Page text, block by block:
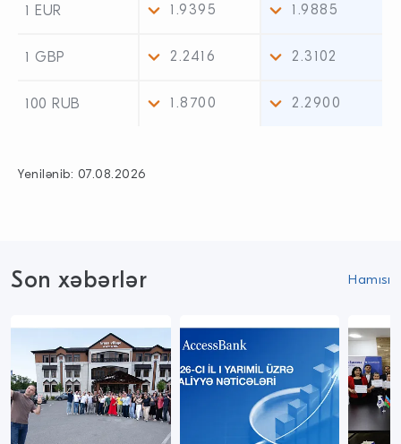
1 EUR 1.9395 1.9885
1 GBP 2.2416 2.3102
100 RUB 1.8700 2.2900
Yenilənib: 07.08.2026
Son xəbərlər Hamısı